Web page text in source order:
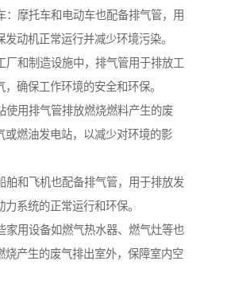
：摩托车和电动车也配备排气管，用
动机正常运行并减少环境污染。
厂和制造设施中，排气管用于排放工
确保工作环境的安全和环保。
使用排气管排放燃烧燃料产生的废
或燃油发电站，以减少对环境的影
舶和飞机也配备排气管，用于排放发
系统的正常运行和环保。
家用设备如燃气热水器、燃气灶等也
烧产生的废气排出室外，保障室内空